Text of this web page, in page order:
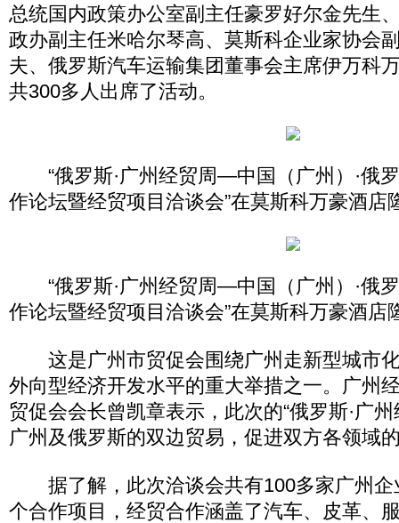
总统国内政策办公室副主任豪罗好尔金先生
政办副主任米哈尔琴高、莫斯科企业家协会
夫、俄罗斯汽车运输集团董事会主席伊万科
共300多人出席了活动。
“俄罗斯·广州经贸周—中国（广州）·俄
作论坛暨经贸项目洽谈会”在莫斯科万豪酒店
“俄罗斯·广州经贸周—中国（广州）·俄
作论坛暨经贸项目洽谈会”在莫斯科万豪酒店
这是广州市贸促会围绕广州走新型城市
外向型经济开发水平的重大举措之一。广州
贸促会会长曾凯章表示，此次的“俄罗斯·广
广州及俄罗斯的双边贸易，促进双方各领域
据了解，此次洽谈会共有100多家广州企
个合作项目，经贸合作涵盖了汽车、皮革、